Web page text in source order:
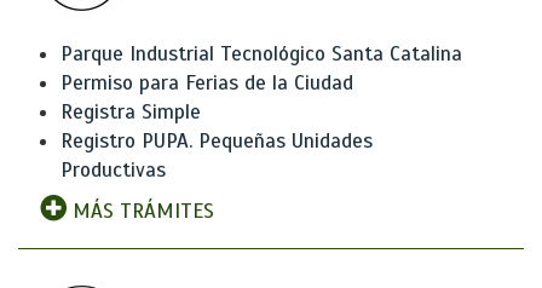
Parque Industrial Tecnológico Santa Catalina
Permiso para Ferias de la Ciudad
Registra Simple
Registro PUPA. Pequeñas Unidades
Productivas
MÁS TRÁMITES